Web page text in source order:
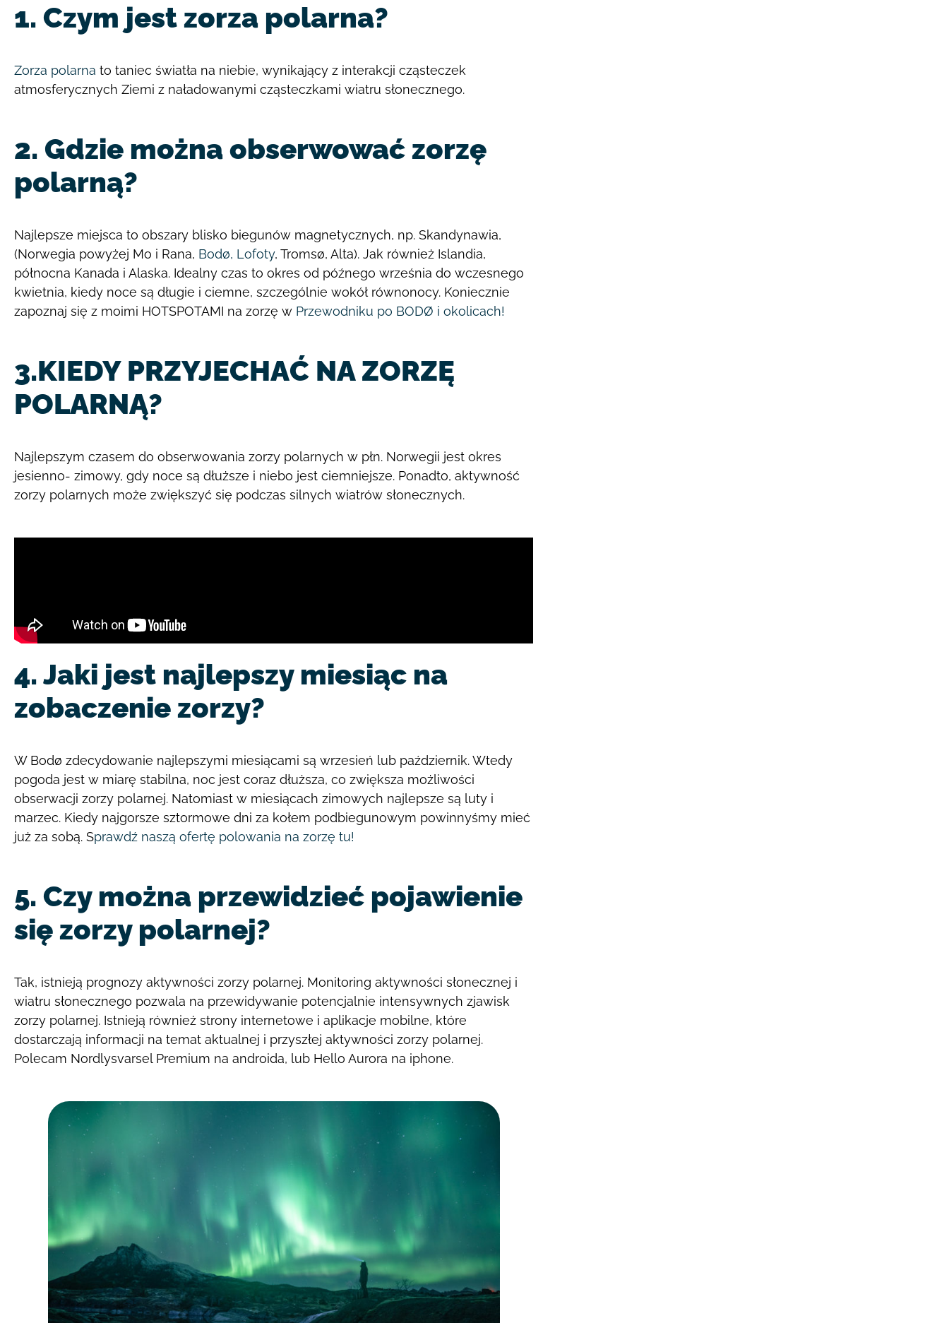
1. Czym jest zorza polarna?
Zorza polarna to taniec światła na niebie, wynikający z interakcji cząsteczek
atmosferycznych Ziemi z naładowanymi cząsteczkami wiatru słonecznego.
2. Gdzie można obserwować zorzę
polarną?
Najlepsze miejsca to obszary blisko biegunów magnetycznych, np. Skandynawia,
(Norwegia powyżej Mo i Rana, Bodø, Lofoty, Tromsø, Alta). Jak również Islandia,
północna Kanada i Alaska. Idealny czas to okres od późnego września do wczesnego
kwietnia, kiedy noce są długie i ciemne, szczególnie wokół równonocy. Koniecznie
zapoznaj się z moimi HOTSPOTAMI na zorzę w Przewodniku po BODØ i okolicach!
3.KIEDY PRZYJECHAĆ NA ZORZĘ
POLARNĄ?
Najlepszym czasem do obserwowania zorzy polarnych w płn. Norwegii jest okres
jesienno- zimowy, gdy noce są dłuższe i niebo jest ciemniejsze. Ponadto, aktywność
zorzy polarnych może zwiększyć się podczas silnych wiatrów słonecznych.
4. Jaki jest najlepszy miesiąc na
zobaczenie zorzy?
W Bodø zdecydowanie najlepszymi miesiącami są wrzesień lub październik. Wtedy
pogoda jest w miarę stabilna, noc jest coraz dłuższa, co zwiększa możliwości
obserwacji zorzy polarnej. Natomiast w miesiącach zimowych najlepsze są luty i
marzec. Kiedy najgorsze sztormowe dni za kołem podbiegunowym powinnyśmy mieć
już za sobą. Sprawdź naszą ofertę polowania na zorzę tu!
5. Czy można przewidzieć pojawienie
się zorzy polarnej?
Tak, istnieją prognozy aktywności zorzy polarnej. Monitoring aktywności słonecznej i
wiatru słonecznego pozwala na przewidywanie potencjalnie intensywnych zjawisk
zorzy polarnej. Istnieją również strony internetowe i aplikacje mobilne, które
dostarczają informacji na temat aktualnej i przyszłej aktywności zorzy polarnej.
Polecam Nordlysvarsel Premium na androida, lub Hello Aurora na iphone.